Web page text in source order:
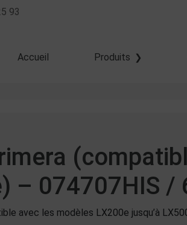
93
Accueil Produits
– 074707HIS /
avec les modèles LX200e jusqu’à